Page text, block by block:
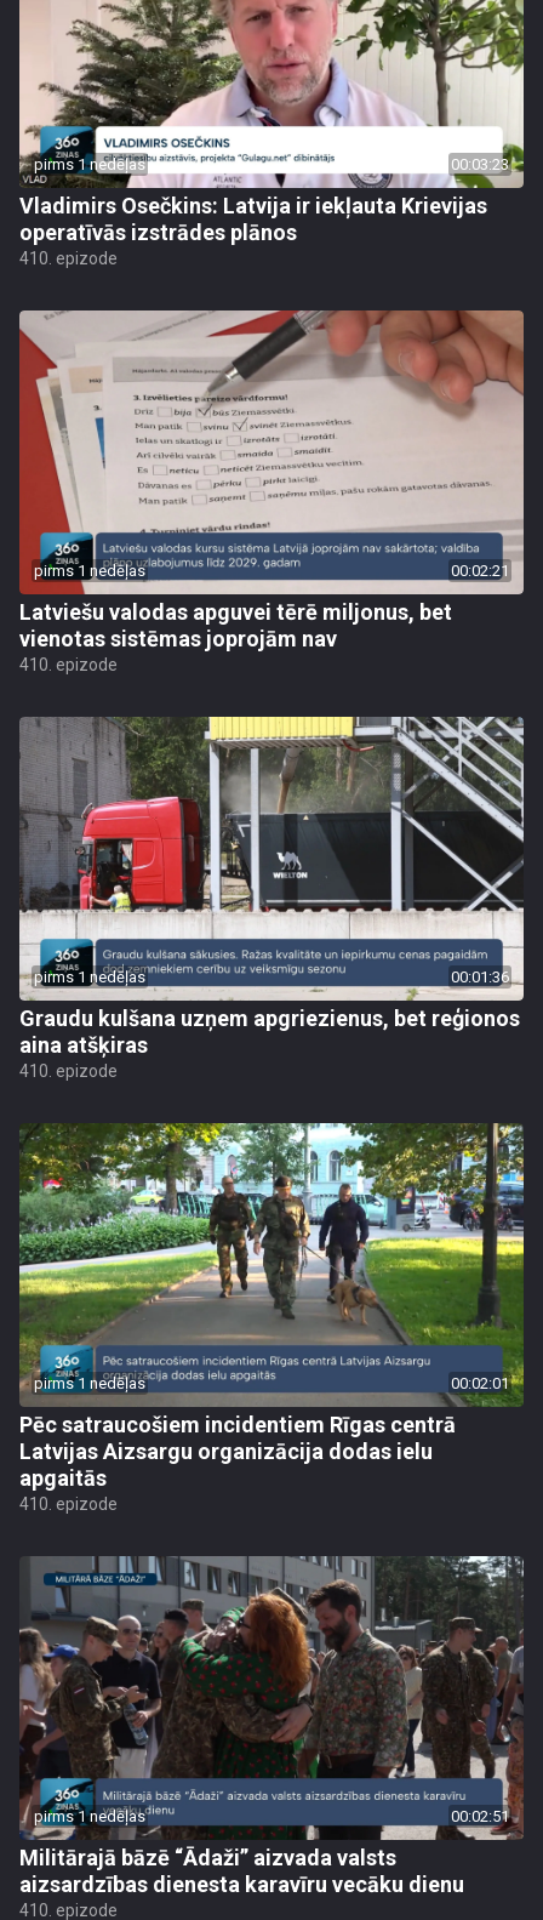
pirms 1 nedēļas 00:03:23
Vladimirs Osečkins: Latvija ir iekļauta Krievijas
operatīvās izstrādes plānos
410. epizode
pirms 1 nedēļas 00:02:21
Latviešu valodas apguvei tērē miljonus, bet
vienotas sistēmas joprojām nav
410. epizode
pirms 1 nedēļas 00:01:36
Graudu kulšana uzņem apgriezienus, bet reģionos
aina atšķiras
410. epizode
pirms 1 nedēļas 00:02:01
Pēc satraucošiem incidentiem Rīgas centrā
Latvijas Aizsargu organizācija dodas ielu
apgaitās
410. epizode
pirms 1 nedēļas 00:02:51
Militārajā bāzē “Ādaži” aizvada valsts
aizsardzības dienesta karavīru vecāku dienu
410. epizode